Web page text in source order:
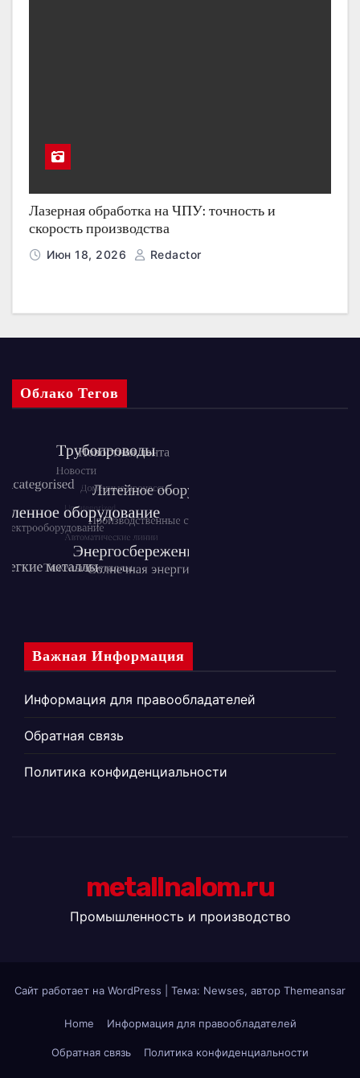
Лазерная обработка на ЧПУ: точность и
скорость производства
Июн 18, 2026 Redactor
Облако Тегов
Важная Информация
Информация для правообладателей
Обратная связь
Политика конфиденциальности
metallnalom.ru
Промышленность и производство
Сайт работает на WordPress Тема: Newses, автор Themeansar
Home Информация для правообладателей
Обратная связь Политика конфиденциальности